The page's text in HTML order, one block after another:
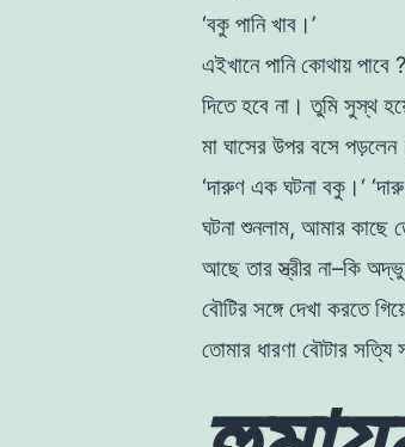
‘বকু পানি খাব।’
এইখানে পানিকোথায় পাবে
দিতেহবে না ।তুমি সুস্থ
মা ঘাসের উপর বসে পড়লেন
‘দারুণ এক ঘটনা বকু । ‘ ‘
ঘটনা শুনলাম, আমার কাছে
আছেতারস্ত্রীর না–কি
বৌটির সঙ্গে দেখা করতে
তােমার ধারণা বৌটার সত্যি